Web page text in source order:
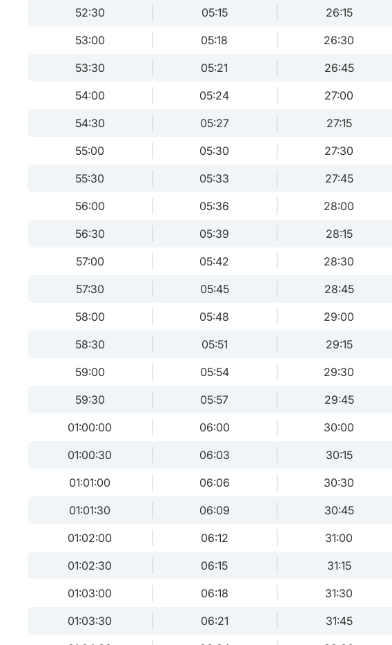
52:30
05:15 26:15
53:00
05:18 26:30
53:30
05:21 26:45
54:00
05:24 27:00
54:30
05:27 27:15
55:00
05:30 27:30
55:30
05:33 27:45
56:00
05:36 28:00
56:30
05:39 28:15
57:00
05:42 28:30
57:30
05:45 28:45
58:00
05:48 29:00
58:30
05:51 29:15
59:00
05:54 29:30
59:30
05:57 29:45
01:00:00
06:00 30:00
01:00:30
06:03 30:15
01:01:00
06:06 30:30
01:01:30
06:09 30:45
01:02:00
06:12 31:00
01:02:30
06:15 31:15
01:03:00
06:18 31:30
01:03:30
06:21 31:45